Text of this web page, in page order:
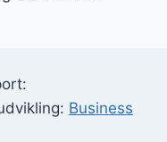
Business